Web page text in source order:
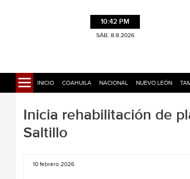
10:42 PM
SÁB. 8.8.2026
INICIO COAHUILA NACIONAL NUEVO LEÓN
Inicia rehabilitación de
Saltillo
10 febrero 2026